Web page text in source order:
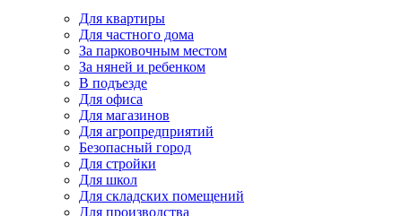
Для квартиры
Для частного дома
За парковочным местом
За няней и ребенком
В подъезде
Для офиса
Для магазинов
Для агропредприятий
Безопасный город
Для стройки
Для школ
Для складских помещений
Для производства